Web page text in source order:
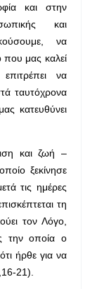
και στην
και
να
που μας καλεί
να
ταυτόχρονα
κατευθύνει
και ζωή –
ξεκίνησε
τις ημέρες
τη
τον Λόγο,
την οποία ο
ήρθε για να
21).